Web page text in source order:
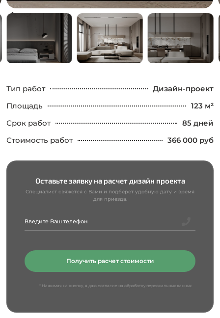
Тип работ
Дизайн-проект
Площадь
123 м²
Срок работ
85 дней
Стоимость работ
366 000 руб
Оставьте заявку на расчет дизайн проекта
Специалист свяжется с Вами и подберет удобную дату и время
для приезда.
Получить расчет стоимости
* Нажимая на кнопку, я даю согласие на обработку персональных данных